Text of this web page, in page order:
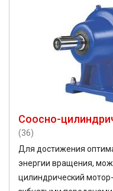
Соосно-
(36)
Для достижения
энергии вращения,
цилиндрический